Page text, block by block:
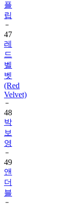
플
립
47
레
드
벨
벳
(Red
Velvet)
48
박
보
영
49
앤
더
블